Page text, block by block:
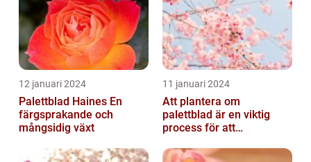
12 januari 2024
Palettblad Haines En
färgsprakande och
mångsidig växt
11 januari 2024
Att plantera om
palettblad är en viktig
process för att
överlevnad och tillväxt...